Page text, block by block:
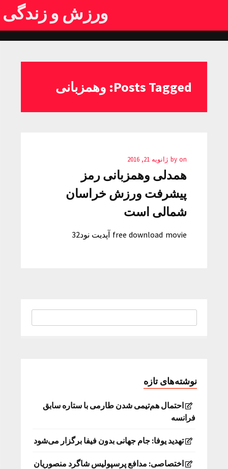
ورزش و زندگی
Posts Tagged: وهمزبانی
by on ژانویه 21, 2016
همدلی وهمزبانی رمز
پیشرفت ورزش خراسان
شمالی است
free download movie آپدیت نود32
نوشته‌های تازه
احتمال هم‌تیمی شدن طارمی با ستاره سابق
فرانسه
تهدید یوفا: جام جهانی بدون فیفا برگزار می‌شود
اختصاصی: مدافع پرسپولیس شاگرد منصوریان